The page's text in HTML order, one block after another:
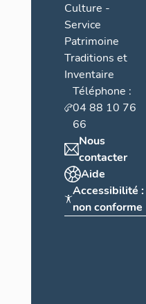
Culture -
Service
Patrimoine
Traditions et
Inventaire
Téléphone :
04 88 10 76
66
Nous
contacter
Aide
Accessibilité :
non conforme